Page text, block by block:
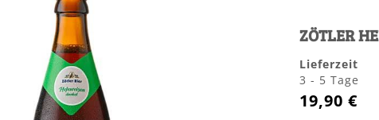
ZÖTLER
Lieferzeit
3 - 5 Tage
19,90 €